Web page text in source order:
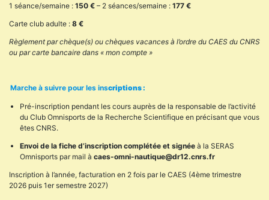
1 séance/semaine : 150 € – 2 séances/semaine : 177 €
Carte club adulte : 8 €
Règlement par chèque(s) ou chèques vacances à l’ordre du CAES du CNRS
ou par carte bancaire dans « mon compte »
Marche à suivre pour les inscriptions :
Pré-inscription pendant les cours auprès de la responsable de l’activité
du Club Omnisports de la Recherche Scientifique en précisant que vous
êtes CNRS.
Envoi de la fiche d’inscription complétée et signée à la SERAS
Omnisports par mail à caes-omni-nautique@dr12.cnrs.fr
Inscription à l’année, facturation en 2 fois par le CAES (4ème trimestre
2026 puis 1er semestre 2027)